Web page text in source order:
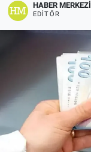
HABER MERKEZI
EDITÖR
POLİTİKA
SPOR
TEKNOLOJİ